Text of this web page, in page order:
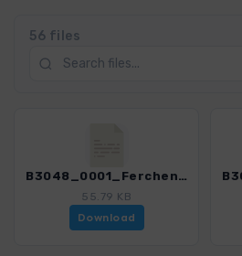
56 files
B3048_0001_Ferchensee_3048_3.gpx
55.79 KB
Download